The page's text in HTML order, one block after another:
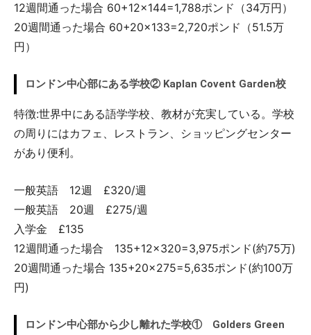
12週間通った場合 60+12×144=1,788ポンド（34万円）
20週間通った場合 60+20×133=2,720ポンド（51.5万
円）
ロンドン中心部にある学校② Kaplan Covent Garden校
特徴:世界中にある語学学校、教材が充実している。学校
の周りにはカフェ、レストラン、ショッピングセンター
があり便利。
一般英語 12週 £320/週
一般英語 20週 £275/週
入学金 £135
12週間通った場合 135+12×320=3,975ポンド(約75万)
20週間通った場合 135+20×275=5,635ポンド(約100万
円)
ロンドン中心部から少し離れた学校① Golders Green